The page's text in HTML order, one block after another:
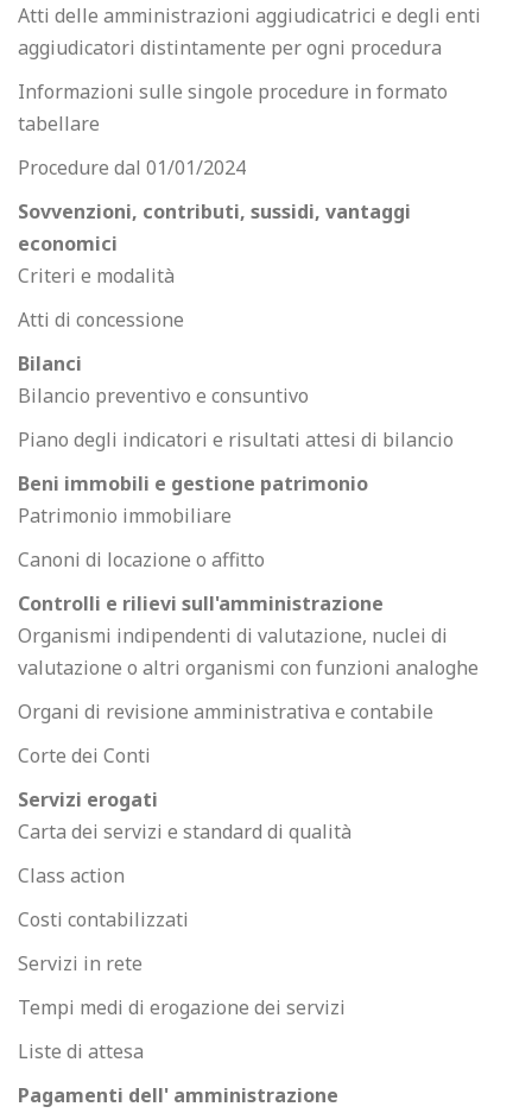
Atti delle amministrazioni aggiudicatrici e degli enti
aggiudicatori distintamente per ogni procedura
Informazioni sulle singole procedure in formato
tabellare
Procedure dal 01/01/2024
Sovvenzioni, contributi, sussidi, vantaggi
economici
Criteri e modalità
Atti di concessione
Bilanci
Bilancio preventivo e consuntivo
Piano degli indicatori e risultati attesi di bilancio
Beni immobili e gestione patrimonio
Patrimonio immobiliare
Canoni di locazione o affitto
Controlli e rilievi sull'amministrazione
Organismi indipendenti di valutazione, nuclei di
valutazione o altri organismi con funzioni analoghe
Organi di revisione amministrativa e contabile
Corte dei Conti
Servizi erogati
Carta dei servizi e standard di qualità
Class action
Costi contabilizzati
Servizi in rete
Tempi medi di erogazione dei servizi
Liste di attesa
Pagamenti dell' amministrazione